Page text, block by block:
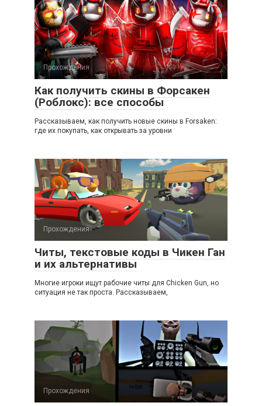
Прохождения
Как получить скины в Форсакен
(Роблокс): все способы
Рассказываем, как получить новые скины в Forsaken:
где их покупать, как открывать за уровни
Прохождения
Читы, текстовые коды в Чикен Ган
и их альтернативы
Многие игроки ищут рабочие читы для Chicken Gun, но
ситуация не так проста. Рассказываем,
Прохождения